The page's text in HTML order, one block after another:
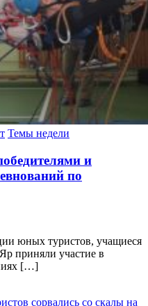
Темы недели
и
по
юных туристов, учащиеся
приняли участие в
[…]